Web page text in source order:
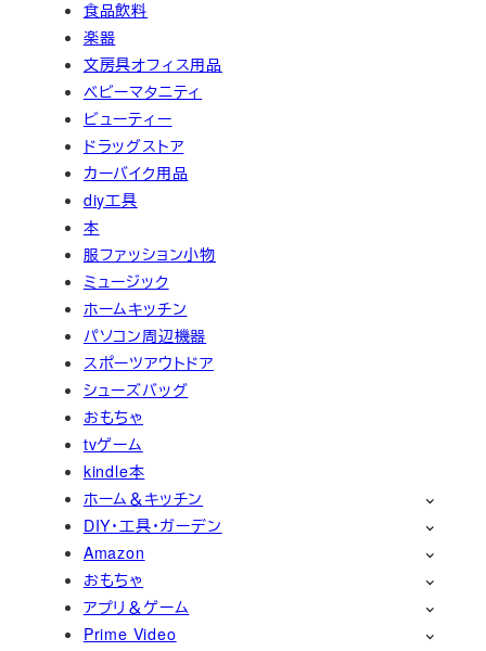
食品飲料
楽器
文房具オフィス用品
ベビーマタニティ
ビューティー
ドラッグストア
カーバイク用品
diy工具
本
服ファッション小物
ミュージック
ホームキッチン
パソコン周辺機器
スポーツアウトドア
シューズバッグ
おもちゃ
tvゲーム
kindle本
ホーム＆キッチン
DIY・工具・ガーデン
Amazon
おもちゃ
アプリ＆ゲーム
Prime Video